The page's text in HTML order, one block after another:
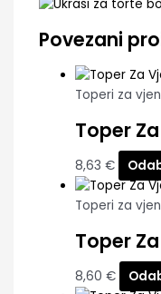
Povezani
Toperi za
Toper
8,63 €
Toperi za
Toper
8,60 €